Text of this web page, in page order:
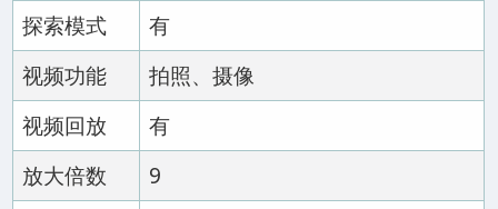
探索模式
有
视频功能
拍照、摄像
视频回放
有
放大倍数
9